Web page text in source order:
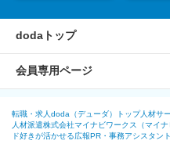
dodaトップ
会員専用ページ
転職・求人doda（デューダ）トップ人材サ
人材派遣株式会社マイナビワークス（マイ
ド好きが活かせる広報PR・事務アシスタン